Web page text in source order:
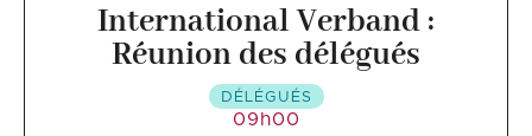
International Verband :
Réunion des délégués
DÉLÉGUÉS
09h00